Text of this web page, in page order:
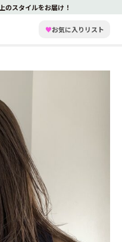
のスタイルをお届け！
♥お気に入りリスト